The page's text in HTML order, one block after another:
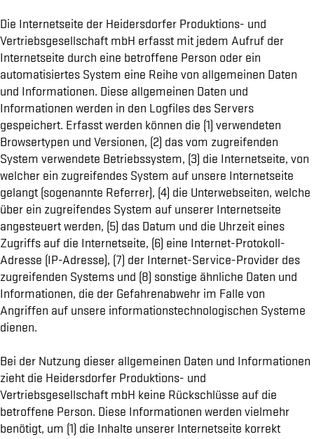
Die Internetseite der Heidersdorfer Produktions- und
Vertriebsgesellschaft mbH erfasst mit jedem Aufruf der
Internetseite durch eine betroffene Person oder ein
automatisiertes System eine Reihe von allgemeinen Daten
und Informationen. Diese allgemeinen Daten und
Informationen werden in den Logfiles des Servers
gespeichert. Erfasst werden können die (1) verwendeten
Browsertypen und Versionen, (2) das vom zugreifenden
System verwendete Betriebssystem, (3) die Internetseite, von
welcher ein zugreifendes System auf unsere Internetseite
gelangt (sogenannte Referrer), (4) die Unterwebseiten, welche
über ein zugreifendes System auf unserer Internetseite
angesteuert werden, (5) das Datum und die Uhrzeit eines
Zugriffs auf die Internetseite, (6) eine Internet-Protokoll-
Adresse (IP-Adresse), (7) der Internet-Service-Provider des
zugreifenden Systems und (8) sonstige ähnliche Daten und
Informationen, die der Gefahrenabwehr im Falle von
Angriffen auf unsere informationstechnologischen Systeme
dienen.
Bei der Nutzung dieser allgemeinen Daten und Informationen
zieht die Heidersdorfer Produktions- und
Vertriebsgesellschaft mbH keine Rückschlüsse auf die
betroffene Person. Diese Informationen werden vielmehr
benötigt, um (1) die Inhalte unserer Internetseite korrekt